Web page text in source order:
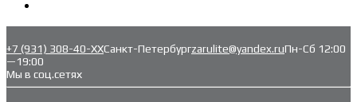
+7 (931) 308-40-ХХСанкт-Петербургzarulite@yandex.ruПн-Сб 12:00
—19:00
Мы в соц.сетях